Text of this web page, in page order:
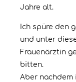
Jahre alt.
Ich spüre den
und unter
Frauenärztin
bitten.
Aber nachdem